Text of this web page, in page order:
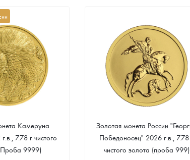
Камеруна
7.78 г чистого
9999)
Золотая монета России
Победоносец" 2026 г.в., 7.78
чистого золота (проба 999)